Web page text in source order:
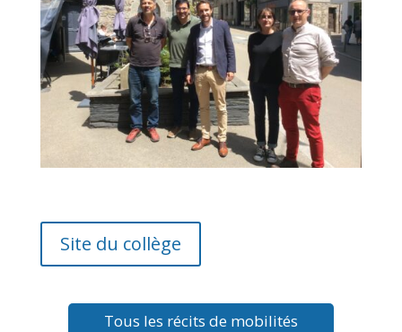
Site du collège
Tous les récits de mobilités